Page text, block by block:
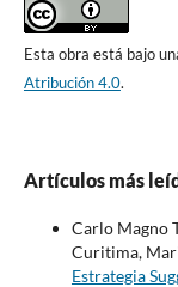
Esta obra está bajo
Atribución 4.0.
Artículos más
Carlo Magno
Curitima,
Estrategia